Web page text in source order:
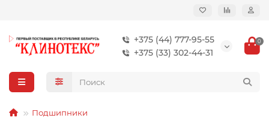
+375 (44) 777-95-55
+375 (33) 302-44-31
0
Подшипники